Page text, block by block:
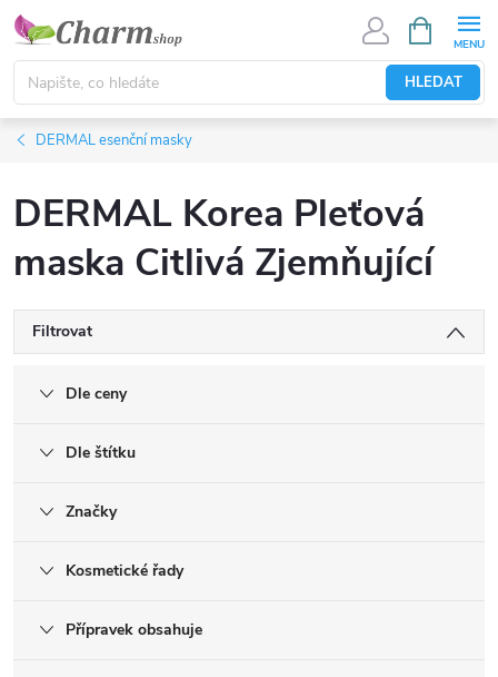
Přejít
obsah
HLEDAT
NÁKUPNÍ
KOŠÍK
DERMAL esenční masky
DERMAL Korea Pleťová
maska Citlivá Zjemňující
Filtrovat
Dle ceny
Dle štítku
Značky
Kosmetické řady
Přípravek obsahuje